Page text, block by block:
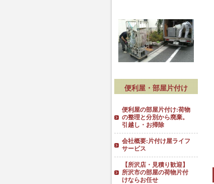
便利屋・部屋片付け
便利屋の部屋片付け:荷物
の整理と分別から廃棄。
引越し・お掃除
会社概要:片付け屋ライフ
サービス
【所沢店・見積り歓迎】
所沢市の部屋の荷物片付
けならお任せ